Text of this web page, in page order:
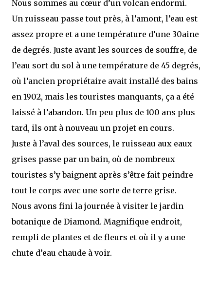
Nous sommes au cœur d’un volcan endormi.
Un ruisseau passe tout près, à l’amont, l’eau est
assez propre et a une température d’une 30aine
de degrés. Juste avant les sources de souffre, de
l’eau sort du sol à une température de 45 degrés,
où l’ancien propriétaire avait installé des bains
en 1902, mais les touristes manquants, ça a été
laissé à l’abandon. Un peu plus de 100 ans plus
tard, ils ont à nouveau un projet en cours.
Juste à l’aval des sources, le ruisseau aux eaux
grises passe par un bain, où de nombreux
touristes s’y baignent après s’être fait peindre
tout le corps avec une sorte de terre grise.
Nous avons fini la journée à visiter le jardin
botanique de Diamond. Magnifique endroit,
rempli de plantes et de fleurs et où il y a une
chute d’eau chaude à voir.